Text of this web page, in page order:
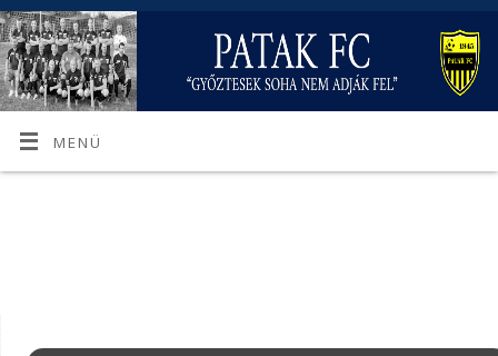
MENÜ